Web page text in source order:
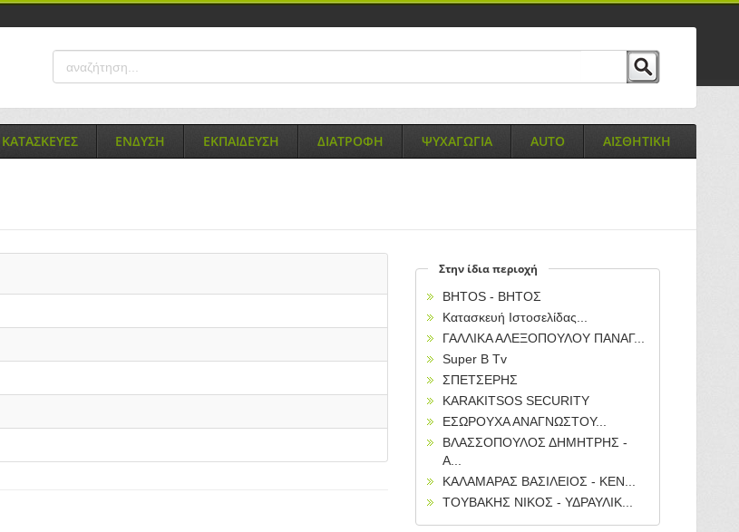
ΚΑΤΑΣΚΕΥΕΣ ΕΝΔΥΣΗ ΕΚΠΑΙΔΕΥΣΗ ΔΙΑΤΡΟΦΗ ΨΥΧΑΓΩΓΙΑ AUTO ΑΙΣΘΗΤΙΚΗ
Στην ίδια περιοχή
BHTOS - ΒΗΤΟΣ
Κατασκευή Ιστοσελίδας...
ΓΑΛΛΙΚΑ ΑΛΕΞΟΠΟΥΛΟΥ ΠΑΝΑΓ...
Super B Tv
ΣΠΕΤΣΕΡΗΣ
KARAKITSOS SECURITY
ΕΣΩΡΟΥΧΑ ΑΝΑΓΝΩΣΤΟΥ...
ΒΛΑΣΣΟΠΟΥΛΟΣ ΔΗΜΗΤΡΗΣ -
Α...
ΚΑΛΑΜΑΡΑΣ ΒΑΣΙΛΕΙΟΣ - ΚΕΝ...
ΤΟΥΒΑΚΗΣ ΝΙΚΟΣ - ΥΔΡΑΥΛΙΚ...